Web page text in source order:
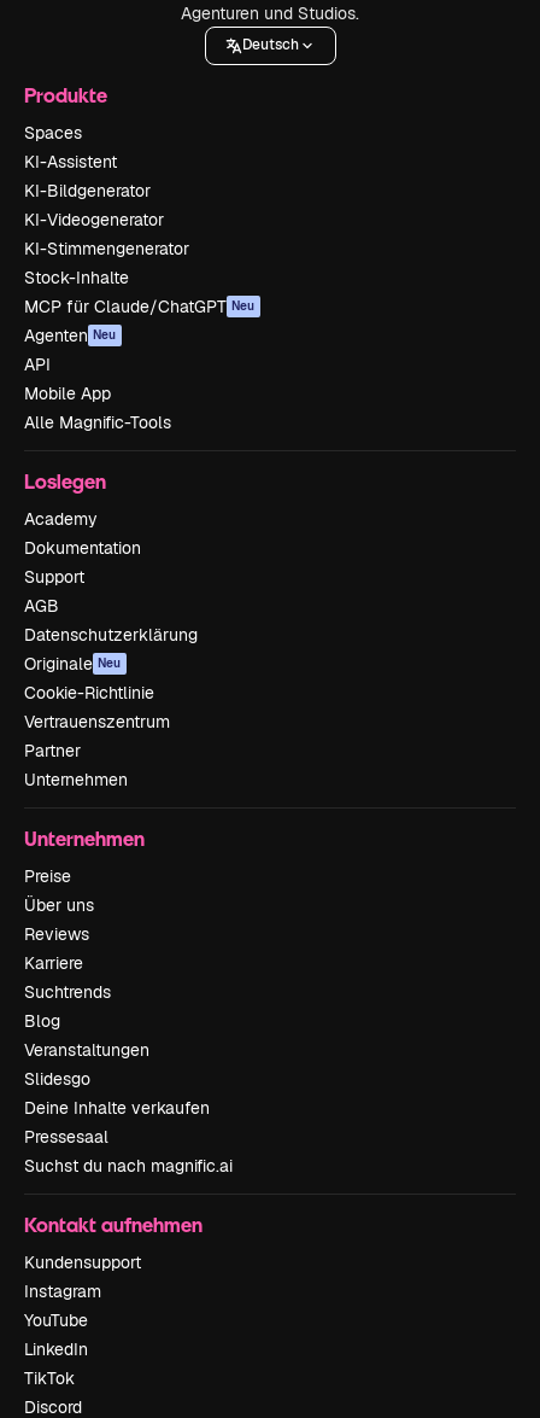
Agenturen und Studios.
Deutsch
Produkte
Spaces
KI-Assistent
KI-Bildgenerator
KI-Videogenerator
KI-Stimmengenerator
Stock-Inhalte
MCP für Claude/ChatGPT Neu
Agenten Neu
API
Mobile App
Alle Magnific-Tools
Loslegen
Academy
Dokumentation
Support
AGB
Datenschutzerklärung
Originale Neu
Cookie-Richtlinie
Vertrauenszentrum
Partner
Unternehmen
Unternehmen
Preise
Über uns
Reviews
Karriere
Suchtrends
Blog
Veranstaltungen
Slidesgo
Deine Inhalte verkaufen
Pressesaal
Suchst du nach magnific.ai
Kontakt aufnehmen
Kundensupport
Instagram
YouTube
LinkedIn
TikTok
Discord